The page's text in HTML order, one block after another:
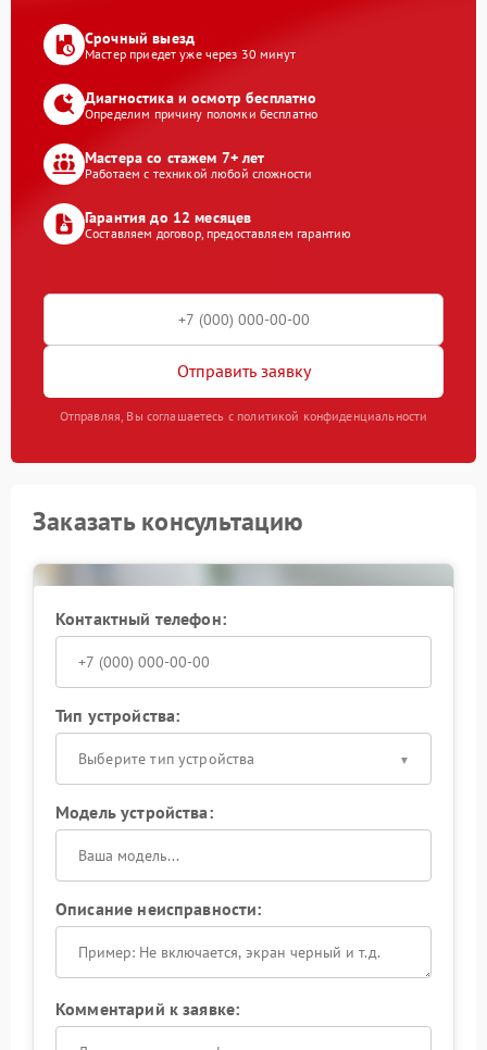
Срочный выезд
Мастер приедет уже через 30 минут
Диагностика и осмотр бесплатно
Определим причину поломки бесплатно
Мастера со стажем 7+ лет
Работаем с техникой любой сложности
Гарантия до 12 месяцев
Составляем договор, предоставляем гарантию
Отправить заявку
Отправляя, Вы соглашаетесь с политикой конфиденциальности
Заказать консультацию
Контактный телефон:
Тип устройства:
Выберите тип устройства
Модель устройства:
Описание неисправности:
Комментарий к заявке: